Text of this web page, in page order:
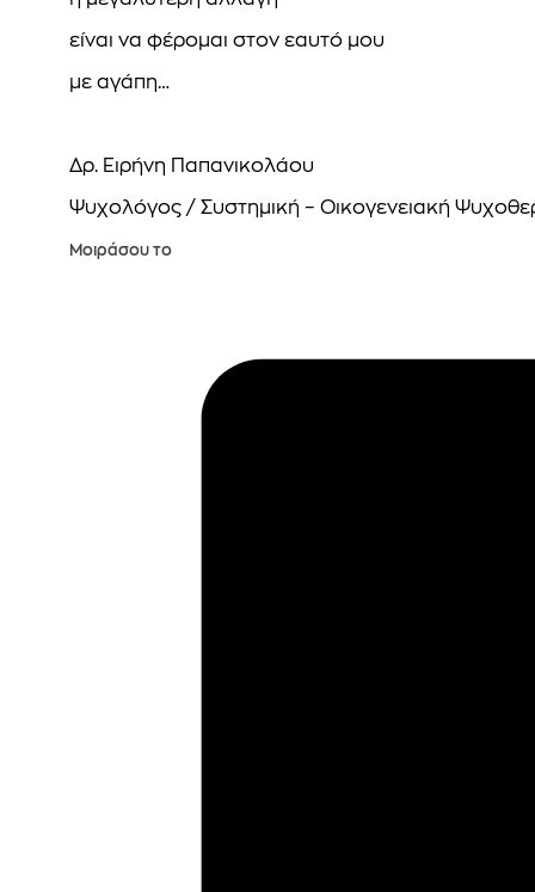
είναι να φέρομαι στον εαυτό μου
με αγάπη…
Δρ. Ειρήνη Παπανικολάου
Ψυχολόγος / Συστημική – Οικογενειακή
Μοιράσου το